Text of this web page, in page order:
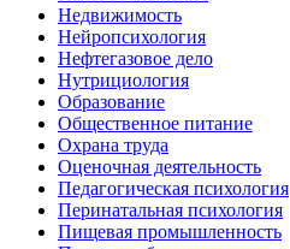
Недвижимость
Нейропсихология
Нефтегазовое дело
Нутрициология
Образование
Общественное питание
Охрана труда
Оценочная деятельность
Педагогическая психология
Перинатальная психология
Пищевая промышленность